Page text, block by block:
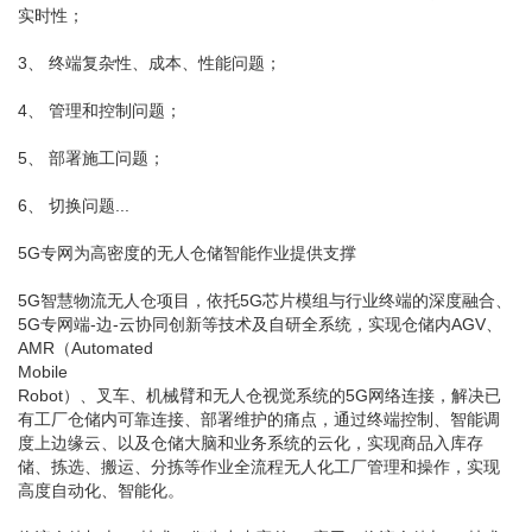
实时性；
3、 终端复杂性、成本、性能问题；
4、 管理和控制问题；
5、 部署施工问题；
6、 切换问题...
5G专网为高密度的无人仓储智能作业提供支撑
5G智慧物流无人仓项目，依托5G芯片模组与行业终端的深度融合、
5G专网端-边-云协同创新等技术及自研全系统，实现仓储内AGV、
AMR（Automated
Mobile
Robot）、叉车、机械臂和无人仓视觉系统的5G网络连接，解决已
有工厂仓储内可靠连接、部署维护的痛点，通过终端控制、智能调
度上边缘云、以及仓储大脑和业务系统的云化，实现商品入库存
储、拣选、搬运、分拣等作业全流程无人化工厂管理和操作，实现
高度自动化、智能化。